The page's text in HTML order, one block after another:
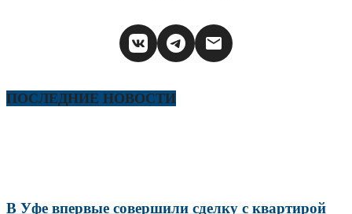
ПОСЛЕДНИЕ НОВОСТИ
В Уфе впервые совершили сделку с квартирой